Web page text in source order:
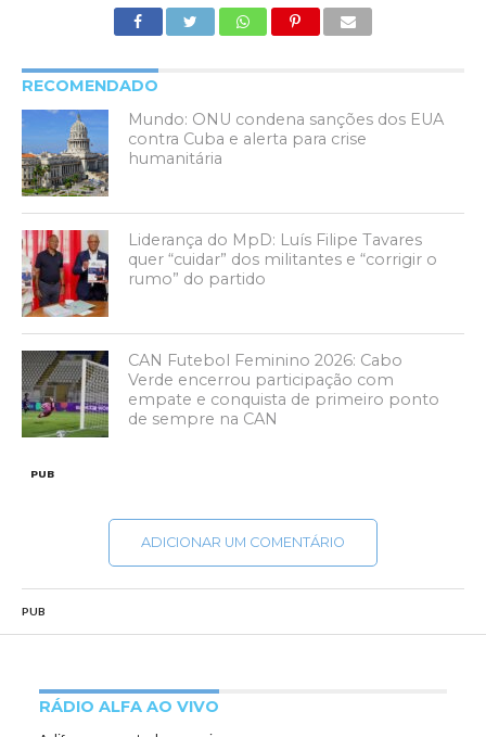
RECOMENDADO
Mundo: ONU condena sanções dos EUA
contra Cuba e alerta para crise
humanitária
Liderança do MpD: Luís Filipe Tavares
quer “cuidar” dos militantes e “corrigir o
rumo” do partido
CAN Futebol Feminino 2026: Cabo
Verde encerrou participação com
empate e conquista de primeiro ponto
de sempre na CAN
PUB
ADICIONAR UM COMENTÁRIO
PUB
RÁDIO ALFA AO VIVO